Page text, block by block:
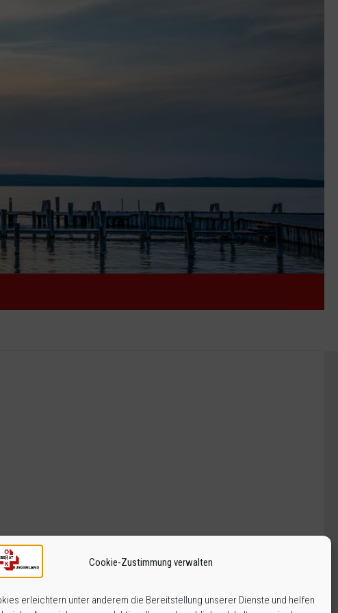
Cookie-Zustimmung verwalten
erleichtern unter anderem die Bereitstellung unserer Dienste und helfen